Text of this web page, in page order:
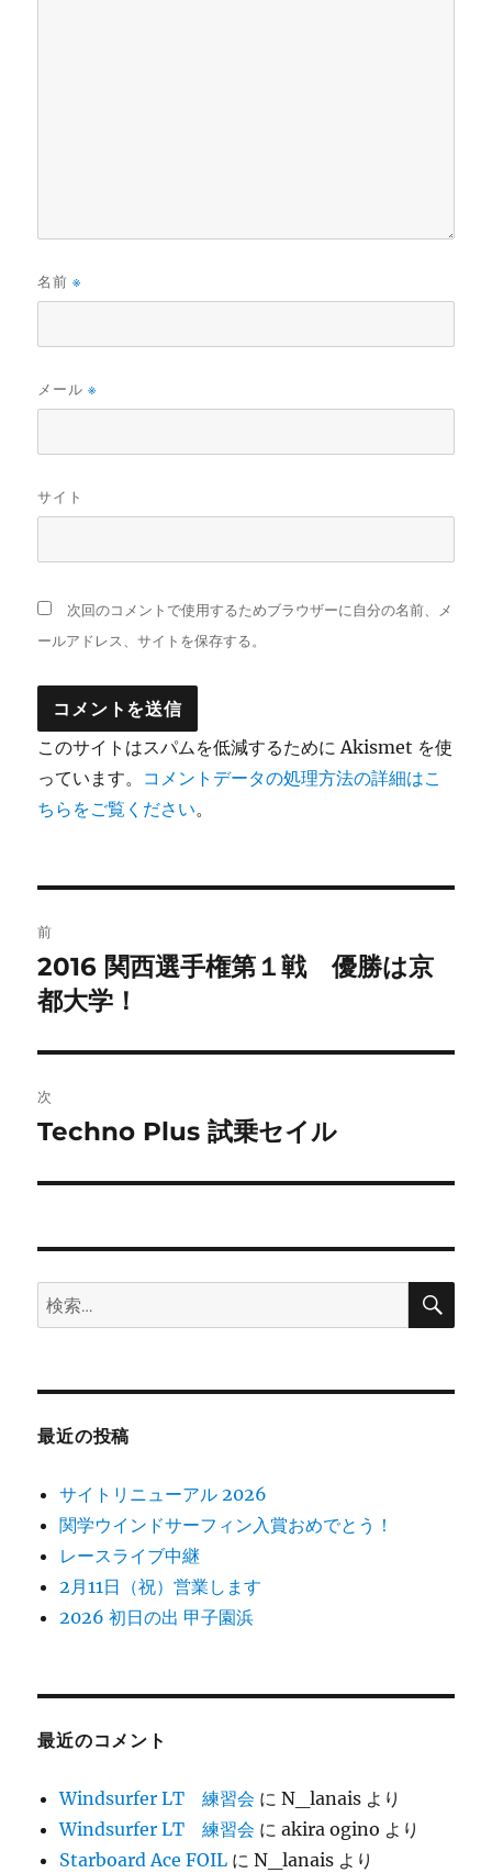
名前※
メール※
サイト
次回のコメントで使用するためブラウザーに自分の名前、メ
ールアドレス、サイトを保存する。
このサイトはスパムを低減するために Akismet を使
っています。 コメントデータの処理方法の詳細はこ
ちらをご覧ください。
稿
ナ
ビ
ゲ
ー
シ
ン
前
前
の
稿:
2016 関西選手権第１戦 優勝は京
都大学！
次
次
投
Techno Plus 試乗セイル
検
索:
検
最近の投稿
サイトリニューアル 2026
関学ウインドサーフィン入賞おめでとう！
レースライブ中継
2月11日（祝）営業します
2026 初日の出 甲子園浜
最近のコメント
Windsurfer LT 練習会 にN_lanais より
Windsurfer LT 練習会 にakira ogino より
Starboard Ace FOIL にN_lanais より